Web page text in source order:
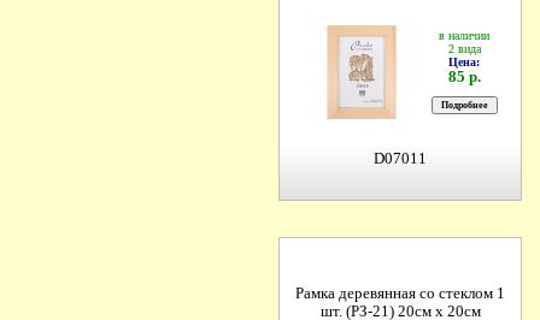
в наличии
2 вида
Цена:
85 р.
D07011
Рамка деревянная со стеклом 1
шт. (РЗ-21) 20см х 20см